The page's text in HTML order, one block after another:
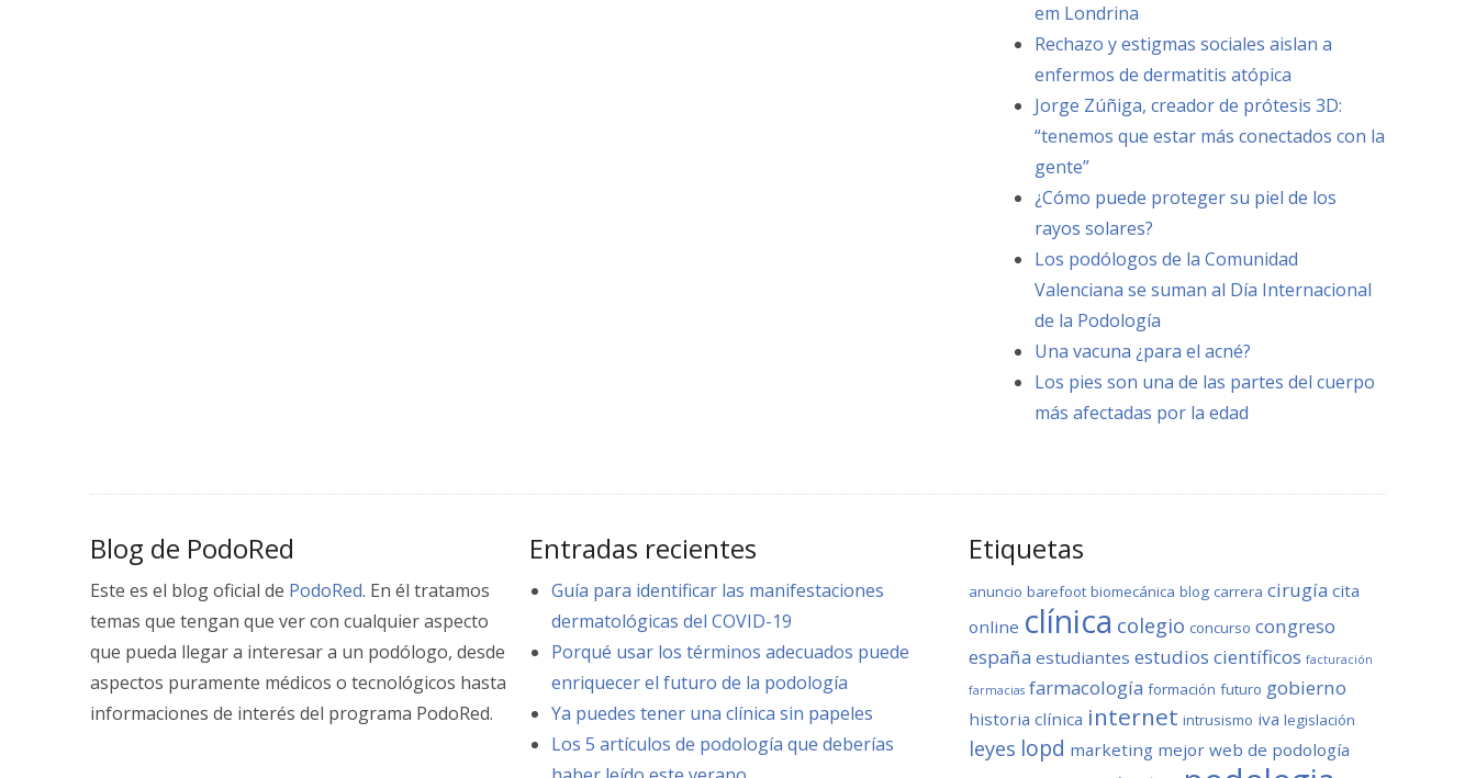
em Londrina
Rechazo y estigmas sociales aislan a
enfermos de dermatitis atópica
Jorge Zúñiga, creador de prótesis 3D:
“tenemos que estar más conectados con la
gente”
¿Cómo puede proteger su piel de los
rayos solares?
Los podólogos de la Comunidad
Valenciana se suman al Día Internacional
de la Podología
Una vacuna ¿para el acné?
Los pies son una de las partes del cuerpo
más afectadas por la edad
Blog de PodoRed
Este es el blog oficial de PodoRed. En él tratamos
temas que tengan que ver con cualquier aspecto
que pueda llegar a interesar a un podólogo, desde
aspectos puramente médicos o tecnológicos hasta
informaciones de interés del programa PodoRed.
Entradas recientes
Guía para identificar las manifestaciones
dermatológicas del COVID-19
Porqué usar los términos adecuados puede
enriquecer el futuro de la podología
Ya puedes tener una clínica sin papeles
Los 5 artículos de podología que deberías
Etiquetas
anuncio barefoot biomecánica blog carrera cirugía cita
online clínica colegio concurso congreso
españa estudiantes estudios científicos facturación
farmacias farmacología formación futuro gobierno
historia clínica internet intrusismo iva legislación
leyes lopd marketing mejor web de podología